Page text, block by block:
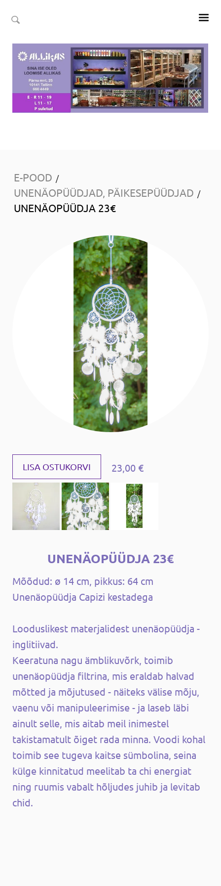
E-POOD /
UNENÄOPÜÜDJAD, PÄIKESEPÜÜDJAD /
UNENÄOPÜÜDJA 23€
LISA OSTUKORVI 23,00 €
UNENÄOPÜÜDJA 23€
Mõõdud: ø 14 cm, pikkus: 64 cm
Unenäopüüdja ​​Capizi kestadega
Looduslikest materjalidest unenäopüüdja ​​-
inglitiivad.
Keeratuna nagu ämblikuvõrk, toimib
unenäopüüdja ​​filtrina, mis eraldab halvad
mõtted ja mõjutused - näiteks välise mõju,
vaenu või manipuleerimise - ja laseb läbi
ainult selle, mis aitab meil inimestel
takistamatult õiget rada minna. Voodi kohal
toimib see tugeva kaitse sümbolina, seina
külge kinnitatud meelitab ta chi energiat
ning ruumis vabalt hõljudes juhib ja levitab
chid.